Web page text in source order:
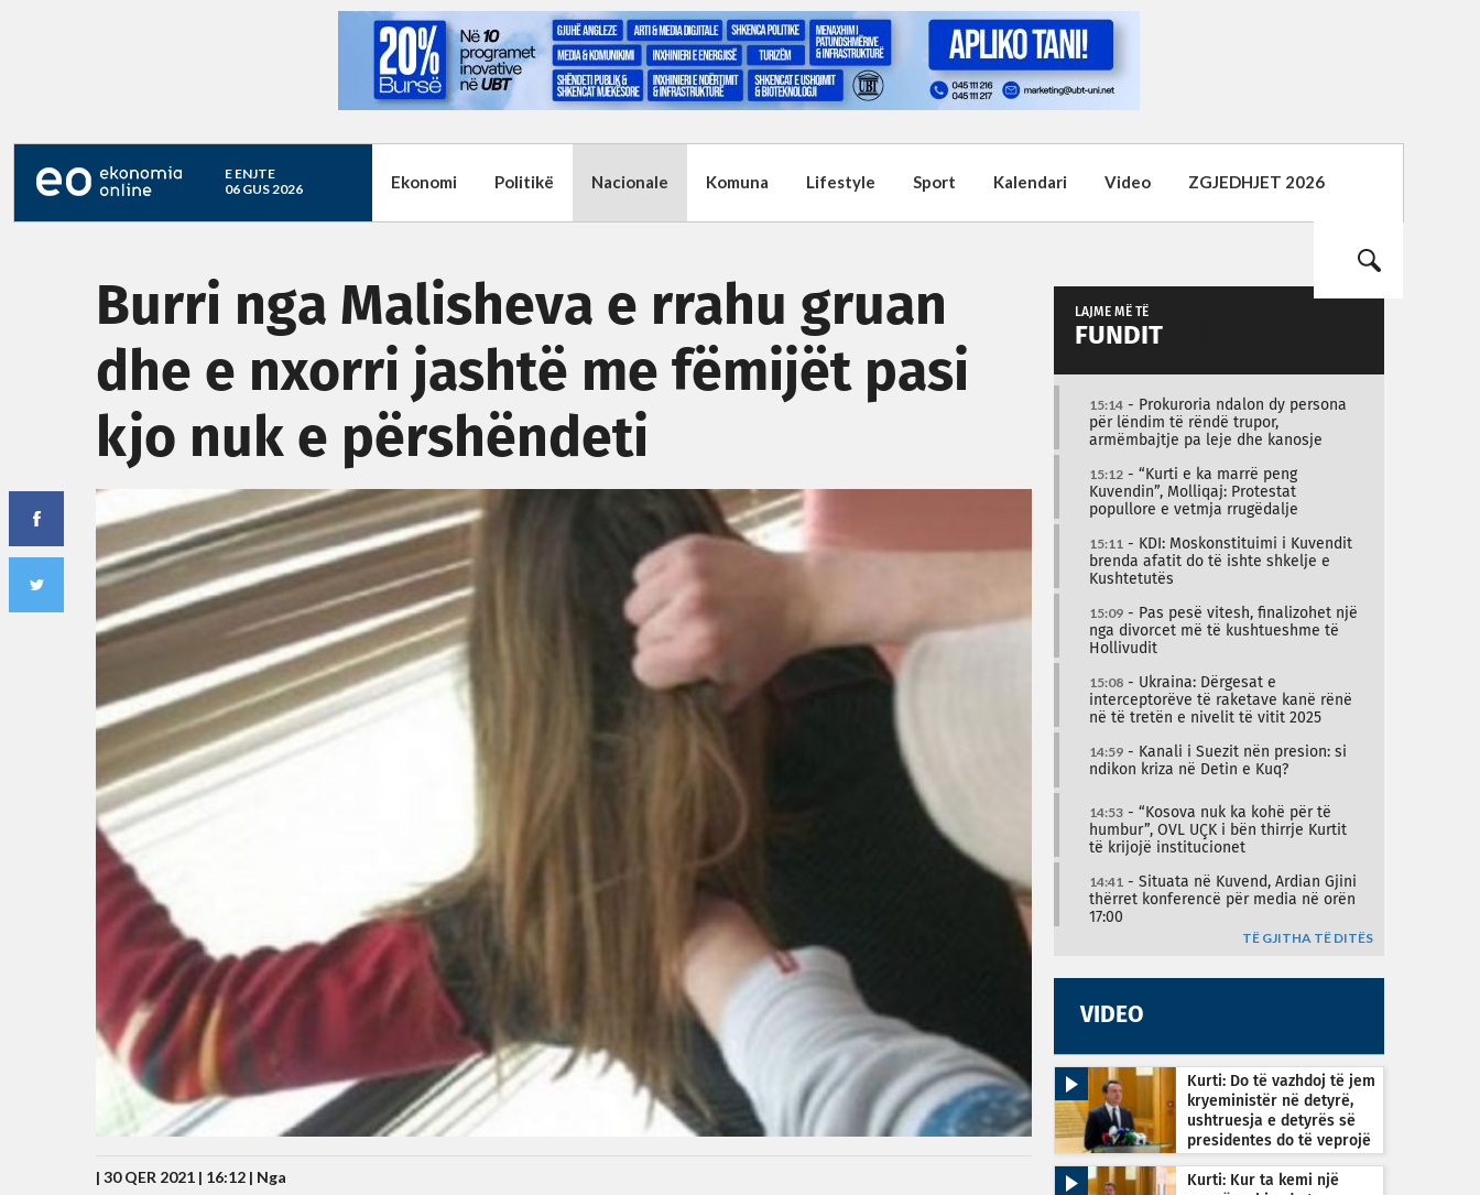
E ENJTE
06 GUS 2026
Ekonomi Politikë Nacionale Komuna Lifestyle Sport Kalendari Video ZGJEDHJET 2026
Burri nga Malisheva e rrahu gruan
dhe e nxorri jashtë me fëmijët pasi
kjo nuk e përshëndeti
| 30 QER 2021 | 16:12 | Nga
LAJME MË TË
FUNDIT
15:14 - Prokuroria ndalon dy persona
për lëndim të rëndë trupor,
armëmbajtje pa leje dhe kanosje
15:12 - “Kurti e ka marrë peng
Kuvendin”, Molliqaj: Protestat
popullore e vetmja rrugëdalje
15:11 - KDI: Moskonstituimi i Kuvendit
brenda afatit do të ishte shkelje e
Kushtetutës
15:09 - Pas pesë vitesh, finalizohet një
nga divorcet më të kushtueshme të
Hollivudit
15:08 - Ukraina: Dërgesat e
interceptorëve të raketave kanë rënë
në të tretën e nivelit të vitit 2025
14:59 - Kanali i Suezit nën presion: si
ndikon kriza në Detin e Kuq?
14:53 - “Kosova nuk ka kohë për të
humbur”, OVL UÇK i bën thirrje Kurtit
të krijojë institucionet
14:41 - Situata në Kuvend, Ardian Gjini
thërret konferencë për media në orën
17:00
TË GJITHA TË DITËS
VIDEO
Kurti: Do të vazhdoj të jem
kryeministër në detyrë,
ushtruesja e detyrës së
presidentes do të veprojë
Kurti: Kur ta kemi një